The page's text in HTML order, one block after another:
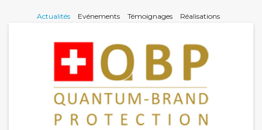
Actualités Evénements Témoignages Réalisations